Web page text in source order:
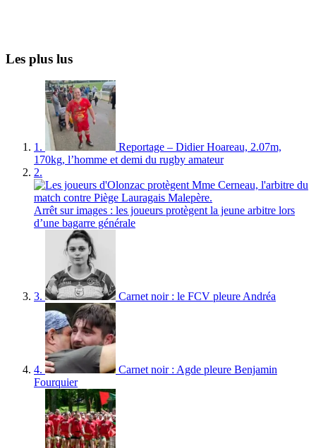
Les plus lus
1.
Reportage – Didier Hoareau, 2.07m,
170kg, l’homme et demi du rugby amateur
2.
Arrêt sur images : les joueurs protègent la jeune arbitre lors
d’une bagarre générale
3. Carnet noir : le FCV pleure Andréa
4.
Carnet noir : Agde pleure Benjamin
Fourquier